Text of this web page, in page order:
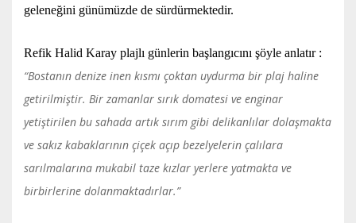
geleneğini günümüzde de sürdürmektedir.
Refik Halid Karay plajlı günlerin başlangıcını şöyle anlatır :
“Bostanın denize inen kısmı çoktan uydurma bir plaj haline
getirilmiştir. Bir zamanlar sırık domatesi ve enginar
yetiştirilen bu sahada artık sırım gibi delikanlılar dolaşmakta
ve sakız kabaklarının çiçek açıp bezelyelerin çalılara
sarılmalarına mukabil taze kızlar yerlere yatmakta ve
birbirlerine dolanmaktadırlar.”